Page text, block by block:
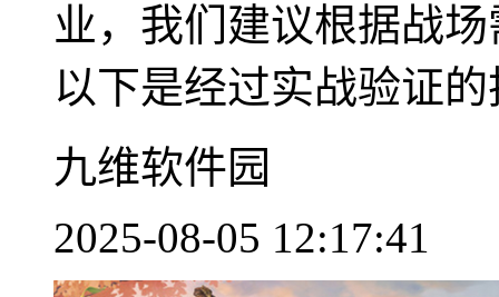
业，我们建议根据战
以下是经过实战验证
九维软件园
2025-08-05 12:17:41